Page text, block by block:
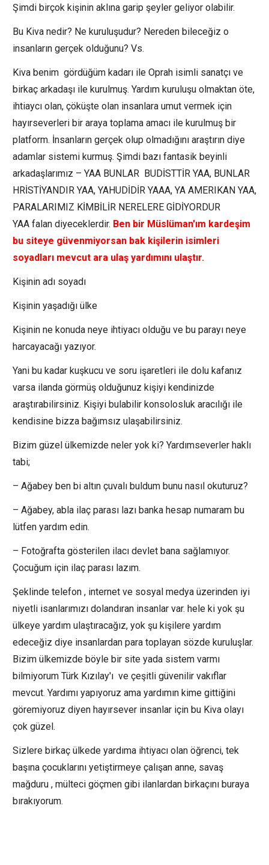
Şimdi birçok kişinin aklına garip şeyler geliyor olabilir.
Bu Kiva nedir? Ne kuruluşudur? Nereden bileceğiz o
insanların gerçek olduğunu? Vs.
Kiva benim gördüğüm kadarı ile Oprah isimli sanatçı ve
birkaç arkadaşı ile kurulmuş. Yardım kuruluşu olmaktan öte,
ihtiaycı olan, çöküşte olan insanlara umut vermek için
hayırseverleri bir araya toplama amacı ile kurulmuş bir
platform. İnsanların gerçek olup olmadığını araştırın diye
adamlar sistemi kurmuş. Şimdi bazı fantasik beyinli
arkadaşlarımız – YAA BUNLAR BUDİSTTİR YAA, BUNLAR
HRİSTİYANDIR YAA, YAHUDİDİR YAAA, YA AMERIKAN YAA,
PARALARIMIZ KİMBİLİR NERELERE GİDİYORDUR
YAA falan diyeceklerdir. Ben bir Müslüman'ım kardeşim
bu siteye güvenmiyorsan bak kişilerin isimleri
soyadları mevcut ara ulaş yardımını ulaştır.
Kişinin adı soyadı
Kişinin yaşadığı ülke
Kişinin ne konuda neye ihtiyacı olduğu ve bu parayı neye
harcayacağı yazıyor.
Yani bu kadar kuşkucu ve soru işaretleri ile dolu kafanız
varsa ilanda görmüş olduğunuz kişiyi kendinizde
araştırabilirsiniz. Kişiyi bulabilir konsolosluk aracılığı ile
kendisine bizza bağımsız ulaşabilirsiniz.
Bizim güzel ülkemizde neler yok ki? Yardımseverler haklı
tabi;
– Ağabey ben bi altın çuvalı buldum bunu nasıl okuturuz?
– Ağabey, abla ilaç parası lazı banka hesap numaram bu
lütfen yardım edin.
– Fotoğrafta gösterilen ilacı devlet bana sağlamıyor.
Çocuğum için ilaç parası lazım.
Şeklinde telefon , internet ve sosyal medya üzerinden iyi
niyetli isanlarımızı dolandıran insanlar var. hele ki yok şu
ülkeye yardım ulaştıracağız, yok şu kişilere yardım
edeceğiz diye insanlardan para toplayan sözde kuruluşlar.
Bizim ülkemizde böyle bir site yada sistem varmı
bilmiyorum Türk Kızılay'ı ve çeşitli güvenilir vakıflar
mevcut. Yardımı yapıyoruz ama yardımın kime gittiğini
göremiyoruz diyen hayırsever insanlar için bu Kiva olayı
çok güzel.
Sizlere birkaç ülkede yardıma ihtiyacı olan öğrenci, tek
başına çocuklarını yetiştirmeye çalışan anne, savaş
mağduru , mülteci göçmen gibi ilanlardan birkaçını buraya
bırakıyorum.